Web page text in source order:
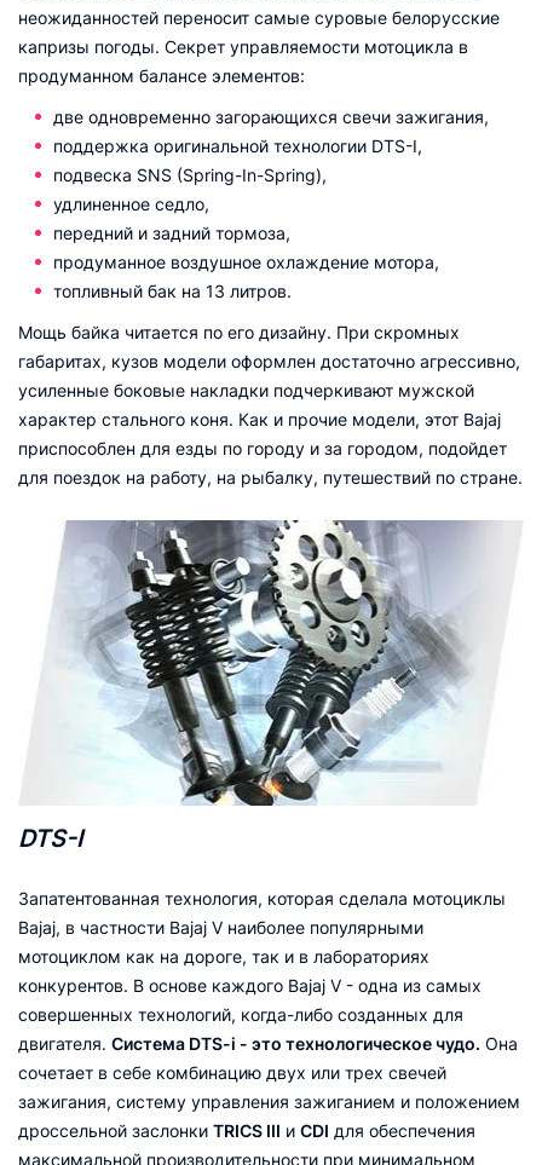
неожиданностей переносит самые суровые белорусские
капризы погоды. Секрет управляемости мотоцикла в
продуманном балансе элементов:
две одновременно загорающихся свечи зажигания,
поддержка оригинальной технологии DTS-I,
подвеска SNS (Spring-In-Spring),
удлиненное седло,
передний и задний тормоза,
продуманное воздушное охлаждение мотора,
топливный бак на 13 литров.
Мощь байка читается по его дизайну. При скромных
габаритах, кузов модели оформлен достаточно агрессивно,
усиленные боковые накладки подчеркивают мужской
характер стального коня. Как и прочие модели, этот Bajaj
приспособлен для езды по городу и за городом, подойдет
для поездок на работу, на рыбалку, путешествий по стране.
DTS-I
Запатентованная технология, которая сделала мотоциклы
Bajaj, в частности Bajaj V наиболее популярными
мотоциклом как на дороге, так и в лабораториях
конкурентов. В основе каждого Bajaj V - одна из самых
совершенных технологий, когда-либо созданных для
двигателя. Система DTS-i - это технологическое чудо. Она
сочетает в себе комбинацию двух или трех свечей
зажигания, систему управления зажиганием и положением
дроссельной заслонки TRICS III и CDI для обеспечения
максимальной производительности при минимальном